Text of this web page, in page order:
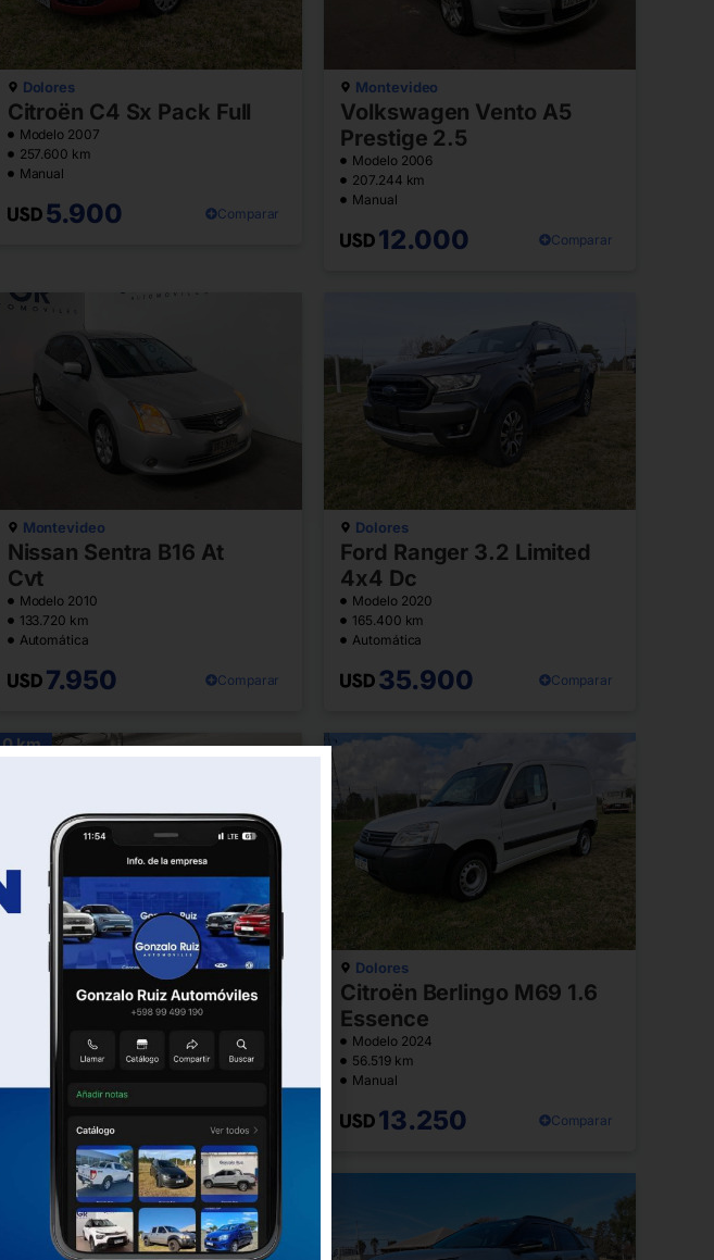
Dolores
Citroën C4 Sx Pack Full
Modelo 2007
257.600 km
Manual
5.900 Comparar
Montevideo
Volkswagen Vento A5
Prestige 2.5
Modelo 2006
207.244 km
Manual
12.000 Comparar
Montevideo
Nissan Sentra B16 At
Cvt
Modelo 2010
133.720 km
Automática
7.950 Comparar
Dolores
Ford Ranger 3.2 Limited
4x4 Dc
Modelo 2020
165.400 km
Automática
35.900 Comparar
0 km
Montevideo/ Dolores
Victory Box Refrigerado
Manual
19.990
Dolores
Citroën Berlingo M69 1.6
Essence
Modelo 2024
56.519 km
Manual
13.250 Comparar